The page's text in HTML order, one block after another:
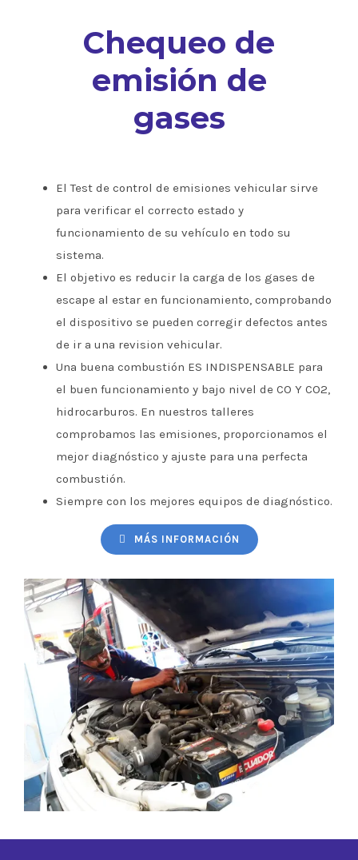
Chequeo de
emisión de
gases
El Test de control de emisiones vehicular sirve
para verificar el correcto estado y
funcionamiento de su vehículo en todo su
sistema.
El objetivo es reducir la carga de los gases de
escape al estar en funcionamiento, comprobando
el dispositivo se pueden corregir defectos antes
de ir a una revision vehicular.
Una buena combustión ES INDISPENSABLE para
el buen funcionamiento y bajo nivel de CO Y CO2,
hidrocarburos. En nuestros talleres
comprobamos las emisiones, proporcionamos el
mejor diagnóstico y ajuste para una perfecta
combustión.
Siempre con los mejores equipos de diagnóstico.
MÁS INFORMACIÓN